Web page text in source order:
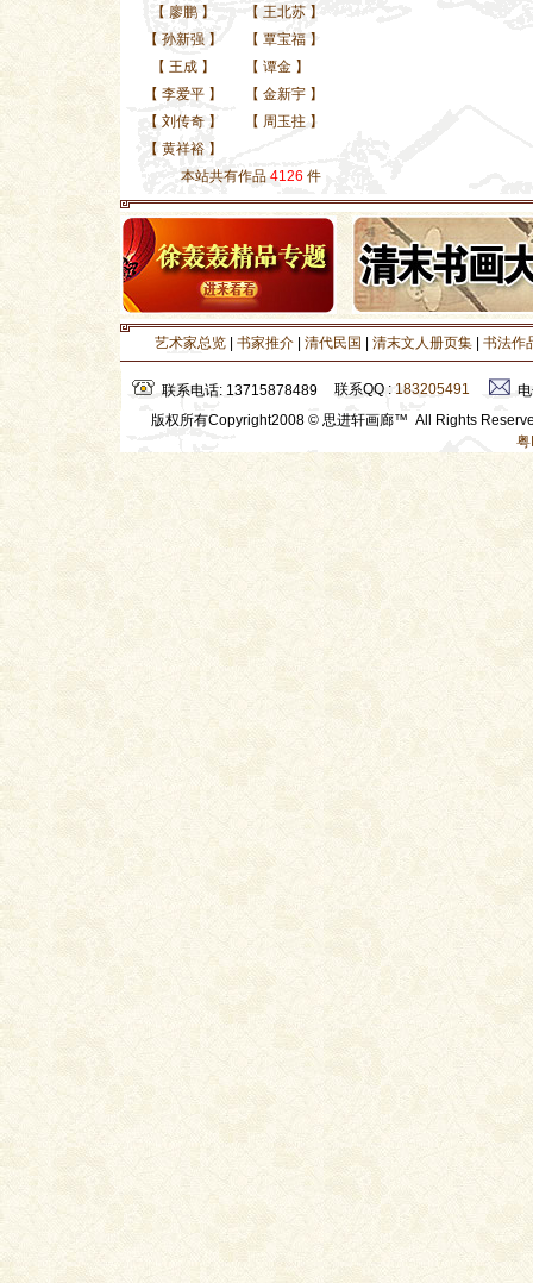
【 廖鹏】 【 王北苏 】
【 孙新强】 【 覃宝福 】
【 王成】 【 谭金 】
【 李爱平】 【 金新宇 】
【 刘传奇】 【 周玉拄 】
【 黄祥裕】
本站共有作品 4126 件
艺术家总览 书家推介 清代民国 清末文人册页集 书法作
联系电话: 13715878489 联系QQ : 183205491
版权所有Copyright2008 © 思进轩画廊™ All Rights